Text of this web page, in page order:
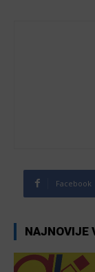
Facebook
NAJNOVIJE